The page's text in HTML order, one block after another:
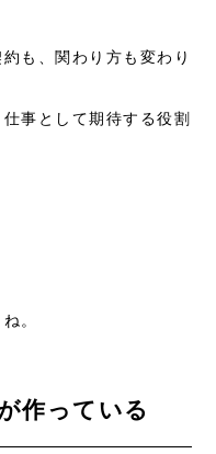
も、関わり方も変わり
事として期待する役割
。
作っている